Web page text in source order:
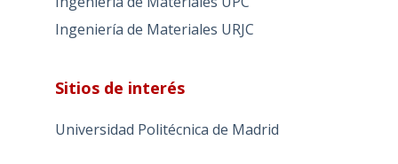
Ingeniería de Materiales URJC
Sitios de interés
Universidad Politécnica de Madrid